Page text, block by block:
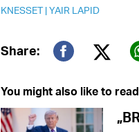
KNESSET|YAIR LAPID
Share:
You might also like to